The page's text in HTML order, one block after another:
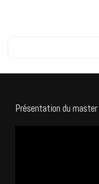
Présentation du master